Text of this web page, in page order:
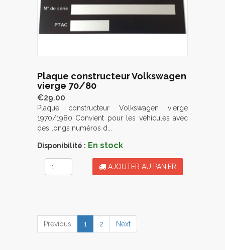
Plaque constructeur Volkswagen
vierge 70/80
€29.00
Plaque constructeur Volkswagen vierge
1970/1980 Convient pour les véhicules avec
des longs numéros d...
Disponibilité : En stock
AJOUTER AU PANIER
Previous 1 (current)
2 Next